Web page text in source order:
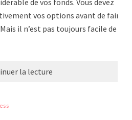
vos options avant de faire
il n’est pas toujours facile de
la lecture